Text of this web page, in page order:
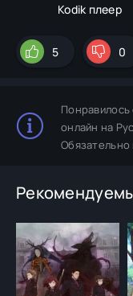
Kodik плеер
5 0
Понравилось
онлайн на
Обязательно